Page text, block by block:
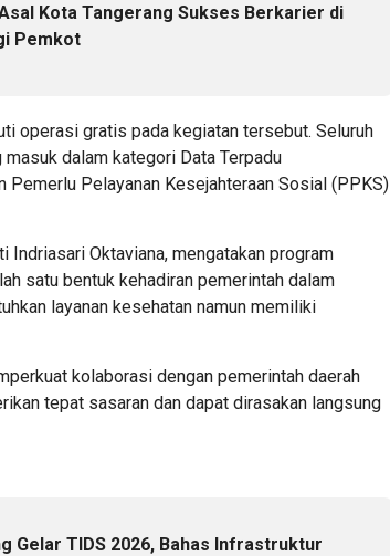
Kota Tangerang Sukses Berkarier di
Pemkot
operasi gratis pada kegiatan tersebut. Seluruh
dalam kategori Data Terpadu
Pemerlu Pelayanan Kesejahteraan Sosial (PPKS)
Indriasari Oktaviana, mengatakan program
satu bentuk kehadiran pemerintah dalam
layanan kesehatan namun memiliki
kolaborasi dengan pemerintah daerah
tepat sasaran dan dapat dirasakan langsung
Gelar TIDS 2026, Bahas Infrastruktur